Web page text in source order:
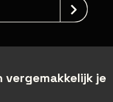
vergemakkelijk je